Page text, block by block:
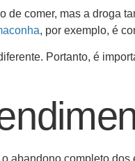
de comer, mas a droga
, por exemplo, é
Portanto, é
abandono completo